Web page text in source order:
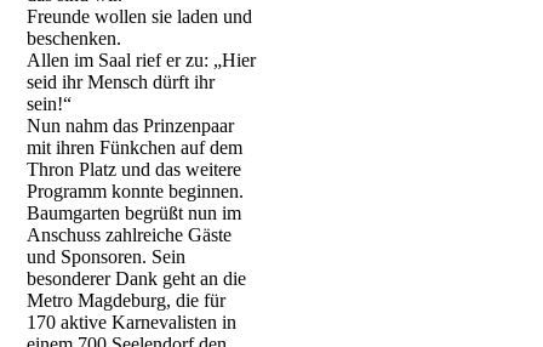
Freunde wollen sie laden und
beschenken.
Allen im Saal rief er zu: „Hier
seid ihr Mensch dürft ihr
sein!“
Nun nahm das Prinzenpaar
mit ihren Fünkchen auf dem
Thron Platz und das weitere
Programm konnte beginnen.
Baumgarten begrüßt nun im
Anschuss zahlreiche Gäste
und Sponsoren. Sein
besonderer Dank geht an die
Metro Magdeburg, die für
170 aktive Karnevalisten in